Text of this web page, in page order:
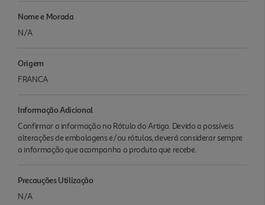
Nome e Morada
N/A
Origem
FRANCA
Informação Adicional
Confirmar a informação no Rótulo do Artigo. Devido a possíveis
alterações de embalagens e/ou rótulos, deverá considerar sempre
a informação que acompanha o produto que recebe.
Precauções Utilização
N/A